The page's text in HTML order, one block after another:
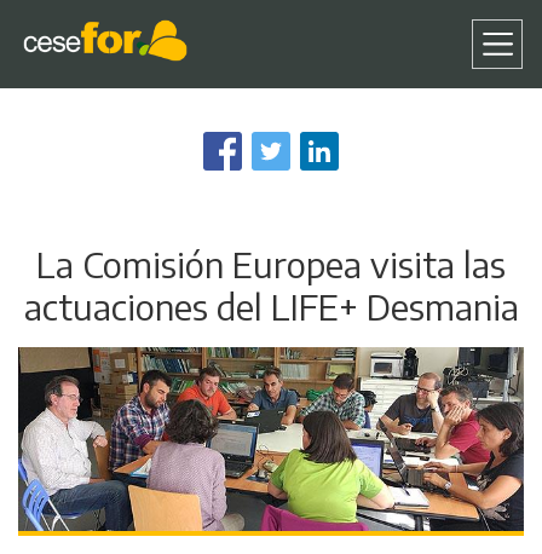
al
contenido
La Comisión Europea visita las
actuaciones del LIFE+ Desmania